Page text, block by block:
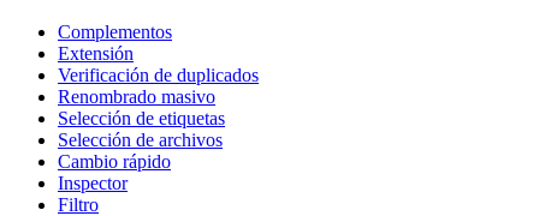
Complementos
Extensión
Verificación de duplicados
Renombrado masivo
Selección de etiquetas
Selección de archivos
Cambio rápido
Inspector
Filtro